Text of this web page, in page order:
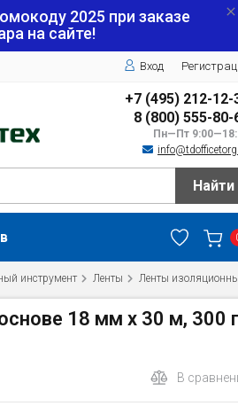
2025 при заказе
на сайте!
Вход
+7 (495) 212-12-
8 (800) 555-80-
Пн—Пт
Найти
инструмент Ленты Ленты
18 мм х 30 м, 300
В